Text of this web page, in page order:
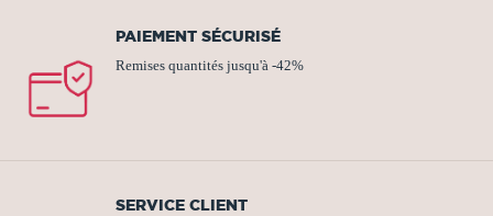
PAIEMENT SÉCURISÉ
Remises quantités jusqu'à -42%
SERVICE CLIENT